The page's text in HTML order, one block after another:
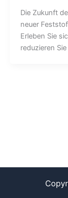
Die Zukunft
neuer
Erleben Sie
reduzieren